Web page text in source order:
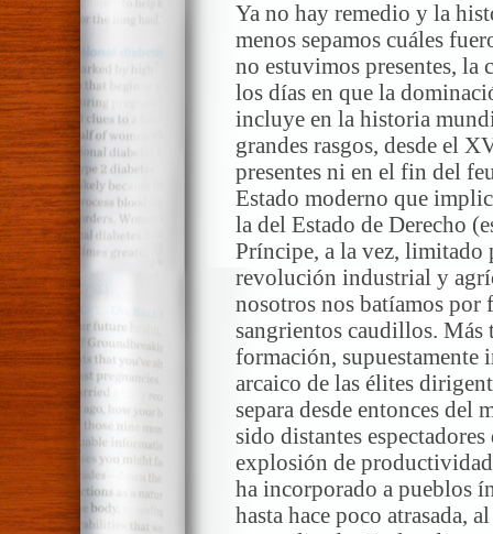
Ya no hay remedio y la
menos sepamos cuáles
no estuvimos presentes, la
los días en que la
incluye en la historia
grandes rasgos, desde el
presentes ni en el fin del
Estado moderno que
la del Estado de Derecho
Príncipe, a la vez, limitado
revolución industrial y
nosotros nos batíamos por
sangrientos caudillos. Más
formación, supuestamente
arcaico de las élites
separa desde entonces del
sido distantes
explosión de
ha incorporado a pueblos
hasta hace poco atrasada,